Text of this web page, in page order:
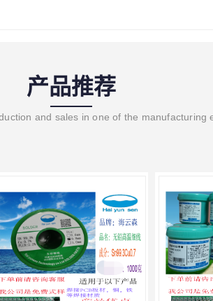
产品推荐
and sales in one of the manufacturing